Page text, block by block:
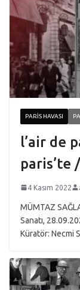
PARIS HAVASI
l’air de
paris’te
4 Kasım 2022
MÜMTAZ
Sanatı,
Küratör: Necmi